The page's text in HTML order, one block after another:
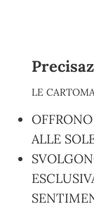
LE
ALLE